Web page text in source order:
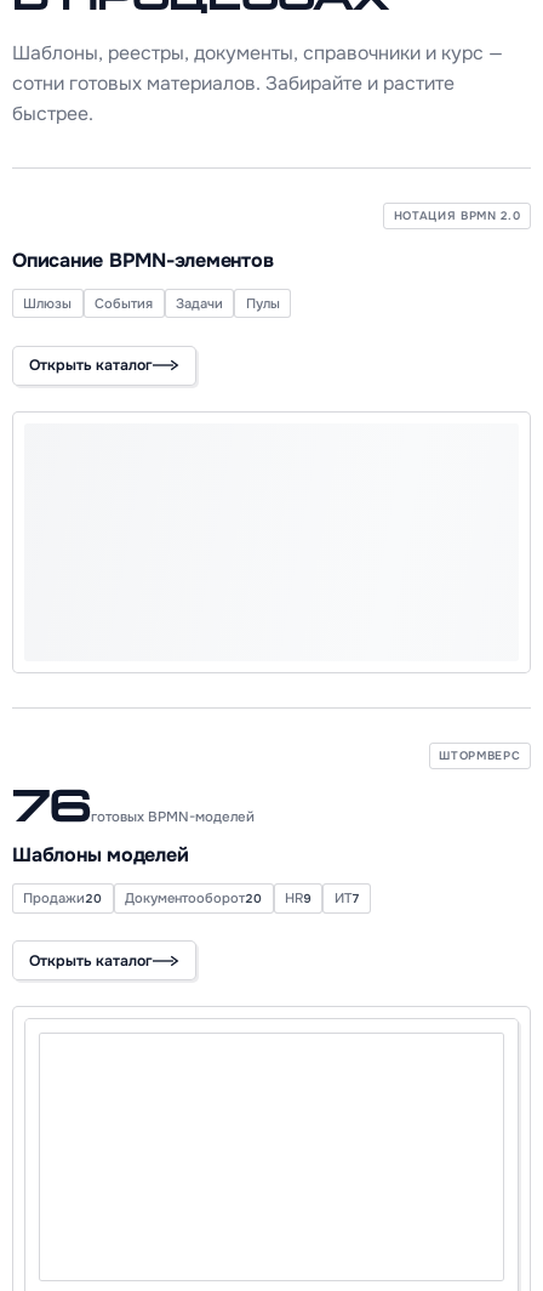
Шаблоны, реестры, документы, справочники и курс —
сотни готовых материалов. Забирайте и растите
быстрее.
НОТАЦИЯ BPMN 2.0
Описание BPMN-элементов
Шлюзы События Задачи Пулы
Открыть каталог
ШТОРМВЕРС
76готовых BPMN-моделей
Шаблоны моделей
Продажи20 Документооборот20 HR9 ИТ7
Открыть каталог